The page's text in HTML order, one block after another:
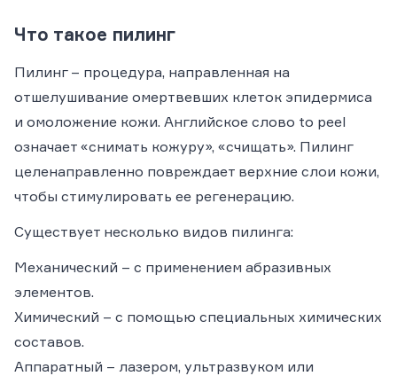
Что такое пилинг
Пилинг – процедура, направленная на
отшелушивание омертвевших клеток эпидермиса
и омоложение кожи. Английское слово to peel
означает «снимать кожуру», «счищать». Пилинг
целенаправленно повреждает верхние слои кожи,
чтобы стимулировать ее регенерацию.
Существует несколько видов пилинга:
Механический – с применением абразивных
элементов.
Химический – с помощью специальных химических
составов.
Аппаратный – лазером, ультразвуком или